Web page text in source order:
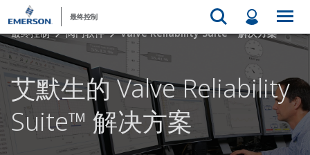
最终控制
最终控制 阀门软件 Valve Reliability Suite™ 解决方案
艾默生的 Valve Reliability
Suite™ 解决方案